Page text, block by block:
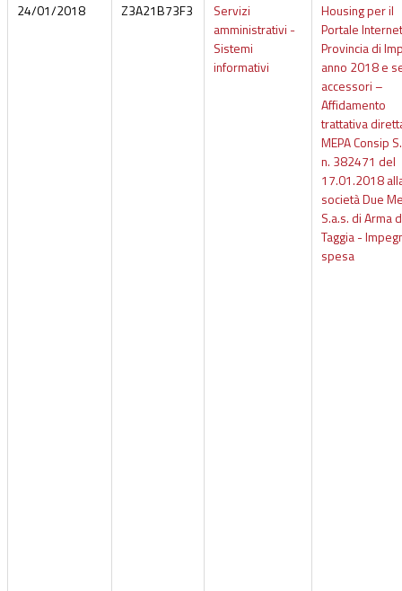
24/01/2018 Z3A21B73F3
Servizi
amministrativi -
Sistemi
informativi
Housing per il
Portale
Provincia di
anno 2018 e
accessori –
Affidamento
trattativa
MEPA Consip
n. 382471 del
17.01.2018
società Due
S.a.s. di Arma
Taggia -
spesa